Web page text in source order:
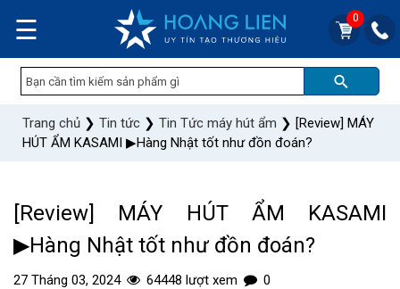
☰ 0
Trang chủ ❯ Tin tức ❯ Tin Tức máy hút ẩm ❯ [Review] MÁY
HÚT ẨM KASAMI ▶Hàng Nhật tốt như đồn đoán?
[Review] MÁY HÚT ẨM KASAMI
▶Hàng Nhật tốt như đồn đoán?
27 Tháng 03, 2024 64448 lượt xem 0